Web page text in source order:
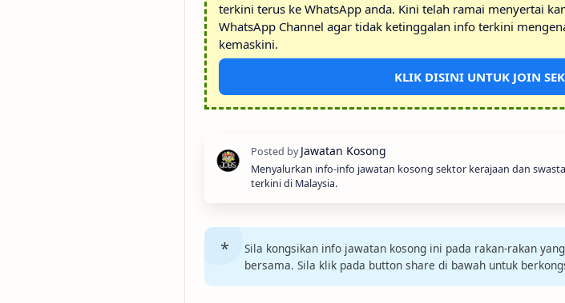
terkini terus ke WhatsApp anda. Kini telah ramai menyertai
WhatsApp Channel agar tidak ketinggalan info terkini
kemaskini.
KLIK DISINI UNTUK JOIN
Menyalurkan info-info jawatan kosong sektor kerajaan dan swasta
terkini di Malaysia.
Sila kongsikan info jawatan kosong ini pada rakan-rakan
bersama. Sila klik pada button share di bawah untuk